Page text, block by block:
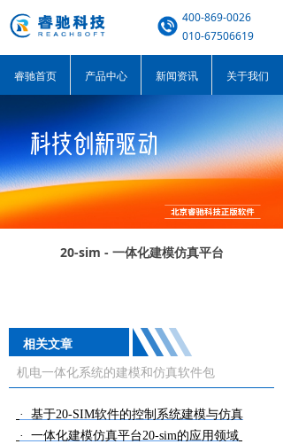
400-869-0026
010-67506619
睿驰首页 产品中心 新闻资讯 关于我们
20-sim - 一体化建模仿真平台
相关文章
机电一体化系统的建模和仿真软件包
· 基于20-SIM软件的控制系统建模与仿真
· 一体化建模仿真平台20-sim的应用领域